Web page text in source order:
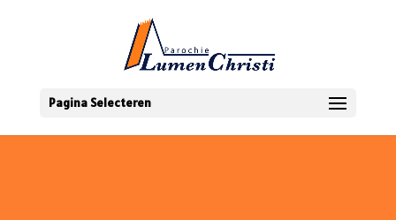
Pagina Selecteren